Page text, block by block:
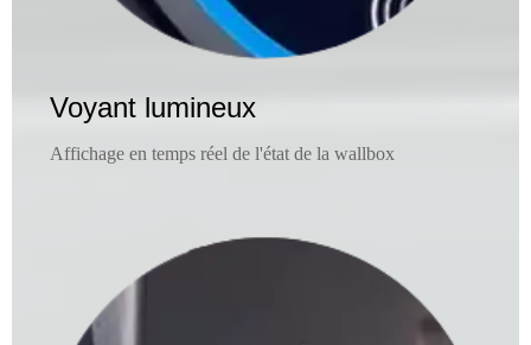
Voyant lumineux
Affichage en temps réel de l'état de la wallbox